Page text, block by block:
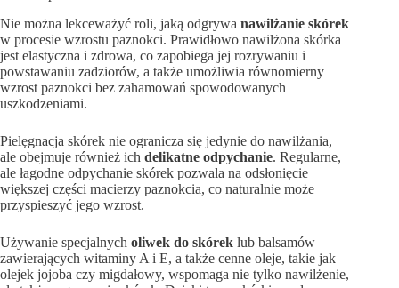
Nie można lekceważyć roli, jaką odgrywa nawilżanie skórek
w procesie wzrostu paznokci. Prawidłowo nawilżona skórka
jest elastyczna i zdrowa, co zapobiega jej rozrywaniu i
powstawaniu zadziorów, a także umożliwia równomierny
wzrost paznokci bez zahamowań spowodowanych
uszkodzeniami.
Pielęgnacja skórek nie ogranicza się jedynie do nawilżania,
ale obejmuje również ich delikatne odpychanie. Regularne,
ale łagodne odpychanie skórek pozwala na odsłonięcie
większej części macierzy paznokcia, co naturalnie może
przyspieszyć jego wzrost.
Używanie specjalnych oliwek do skórek lub balsamów
zawierających witaminy A i E, a także cenne oleje, takie jak
olejek jojoba czy migdałowy, wspomaga nie tylko nawilżenie,